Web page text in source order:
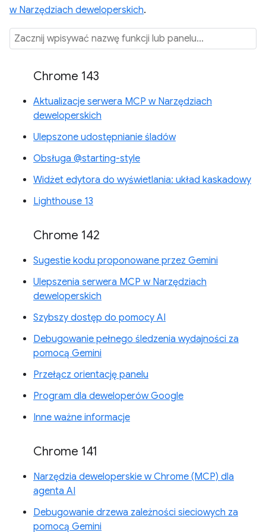
w Narzędziach deweloperskich.
Chrome 143
Aktualizacje serwera MCP w Narzędziach
deweloperskich
Ulepszone udostępnianie śladów
Obsługa @starting-style
Widżet edytora do wyświetlania: układ kaskadowy
Lighthouse 13
Chrome 142
Sugestie kodu proponowane przez Gemini
Ulepszenia serwera MCP w Narzędziach
deweloperskich
Szybszy dostęp do pomocy AI
Debugowanie pełnego śledzenia wydajności za
pomocą Gemini
Przełącz orientację panelu
Program dla deweloperów Google
Inne ważne informacje
Chrome 141
Narzędzia deweloperskie w Chrome (MCP) dla
agenta AI
Debugowanie drzewa zależności sieciowych za
pomocą Gemini